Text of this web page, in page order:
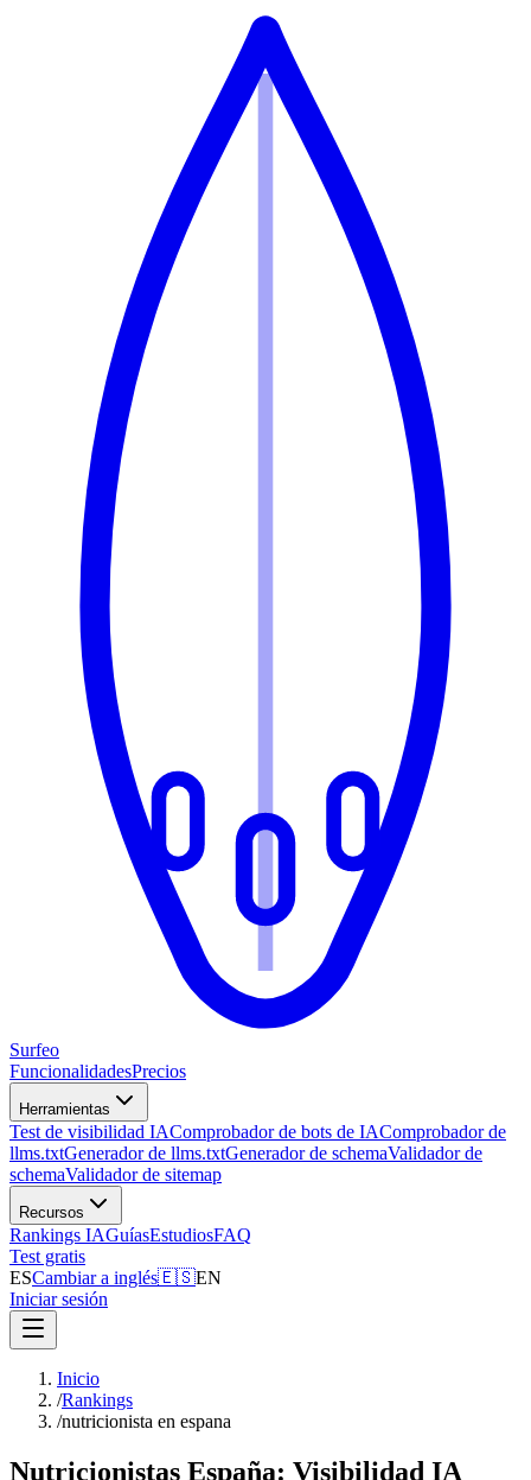
Surfeo
FuncionalidadesPrecios
Herramientas
Test de visibilidad IAComprobador de bots de IAComprobador de
llms.txtGenerador de llms.txtGenerador de schemaValidador de
schemaValidador de sitemap
Recursos
Rankings IAGuíasEstudiosFAQ
Test gratis
ESCambiar a inglés🇪🇸EN
Iniciar sesión
Inicio
/Rankings
/nutricionista en espana
Nutricionistas España: Visibilidad IA